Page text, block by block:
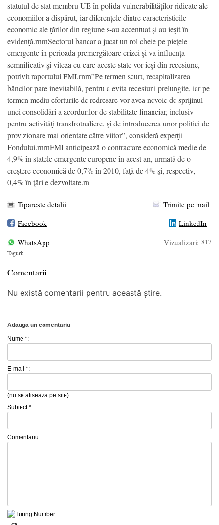
statutul de stat membru UE în pofida vulnerabilităţilor ridicate ale
economiilor a dispărut, iar diferenţele dintre caracteristicile
economic ale ţărilor din regiune s-au accentuat şi au ieşit în
evidenţă.rnrnSectorul bancar a jucat un rol cheie pe pieţele
emergente în perioada premergătoare crizei şi va influenţa
semnificativ şi viteza cu care aceste state vor ieşi din recesiune,
potrivit raportului FMI.rnrn”Pe termen scurt, recapitalizarea
băncilor pare inevitabilă, pentru a evita recesiuni prelungite, iar pe
termen mediu eforturile de redresare vor avea nevoie de sprijinul
unei consolidări a acordurilor de stabilitate financiar, inclusiv
pentru activităţi transfrotnaliere, şi de introducerea unor politici de
provizionare mai orientate către viitor”, consideră experţii
Fondului.rnrnFMI anticipează o contractare economică medie de
4,9% în statele emergente europene în acest an, urmată de o
creştere economică de 0,7% în 2010, faţă de 4% şi, respectiv,
0,4% în ţările dezvoltate.rn
Tipareste detalii
Trimite pe mail
Facebook
LinkedIn
WhatsApp
Vizualizari: 817
Taguri:
Comentarii
Nu există comentarii pentru această știre.
Adauga un comentariu
Nume *:
E-mail *:
(nu se afiseaza pe site)
Subiect *:
Comentariu: